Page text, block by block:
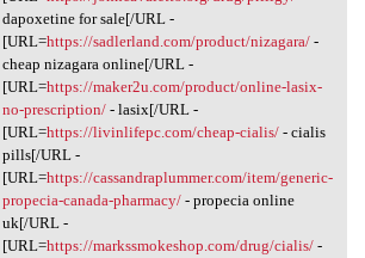
dapoxetine for sale[/URL -
[URL=https://sadlerland.com/product/nizagara/-
cheap nizagara online[/URL -
[URL=https://maker2u.com/product/online-lasix-
no-prescription/- lasix[/URL -
[URL=https://livinlifepc.com/cheap-cialis/- cialis
pills[/URL -
[URL=https://cassandraplummer.com/item/generic-
propecia-canada-pharmacy/- propecia online
uk[/URL -
[URL=https://markssmokeshop.com/drug/cialis/-